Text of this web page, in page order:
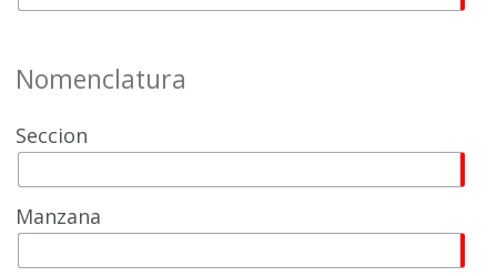
Nomenclatura
Seccion
Manzana